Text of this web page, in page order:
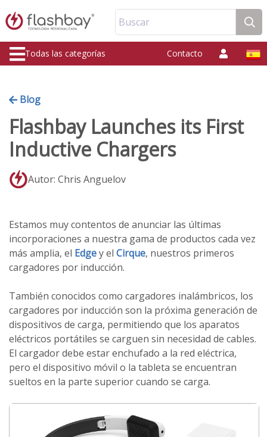
Buscar
Todas las categorías Contacto
Blog
Flashbay Launches its First
Inductive Chargers
Autor: Chris Anguelov
Estamos muy contentos de anunciar las últimas
incorporaciones a nuestra gama de productos cada vez
más amplia, el Edgey el Cirque, nuestros primeros
cargadores por inducción.
También conocidos como cargadores inalámbricos, los
cargadores por inducción son la próxima generación de
dispositivos de carga, permitiendo que los aparatos
eléctricos portátiles se carguen sin necesidad de cables.
El cargador debe estar enchufado a la red eléctrica,
pero el dispositivo móvil o la tableta se encuentran
sueltos en la parte superior cuando se carga.